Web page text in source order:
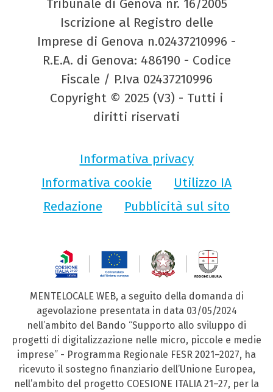
Tribunale di Genova nr. 16/2005
Iscrizione al Registro delle
Imprese di Genova n.02437210996 -
R.E.A. di Genova: 486190 - Codice
Fiscale / P.Iva 02437210996
Copyright © 2025 (V3) - Tutti i
diritti riservati
Informativa privacy
Informativa cookie
Utilizzo IA
Redazione
Pubblicità sul sito
MENTELOCALE WEB, a seguito della domanda di
agevolazione presentata in data 03/05/2024
nell’ambito del Bando “Supporto allo sviluppo di
progetti di digitalizzazione nelle micro, piccole e medie
imprese” - Programma Regionale FESR 2021–2027, ha
ricevuto il sostegno finanziario dell’Unione Europea,
nell’ambito del progetto COESIONE ITALIA 21–27, per la